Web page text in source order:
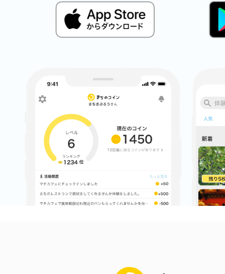
まちのコイン
お知らせ
ヘルプ
お問い合わせ